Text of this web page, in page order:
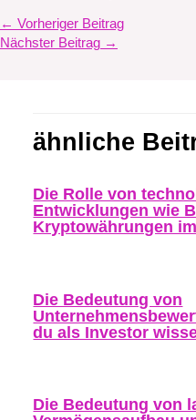
← Vorheriger Beitrag
Nächster Beitrag →
ähnliche
Die Rolle von
Entwicklungen wie
Kryptowährungen
Die Bedeutung von
du als Investor
Die Bedeutung von